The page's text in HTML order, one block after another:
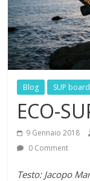
Blog SUP
ECO-
9 Gennaio 2018
0 Comment
Testo: Jacopo